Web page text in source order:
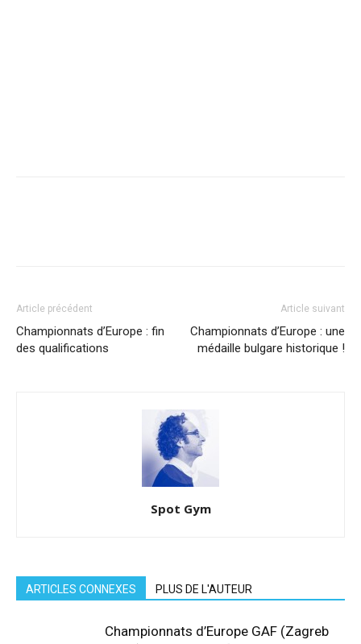
Article précédent
Championnats d’Europe : fin
des qualifications
Article suivant
Championnats d’Europe : une
médaille bulgare historique !
Spot Gym
ARTICLES CONNEXES PLUS DE L'AUTEUR
Championnats d’Europe GAF (Zagreb